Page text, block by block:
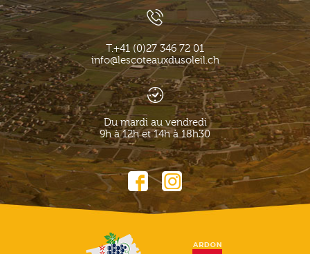
T.+41 (0)27 346 72 01
info@lescoteauxdusoleil.ch
Du mardi au vendredi
9h à 12h et 14h à 18h30